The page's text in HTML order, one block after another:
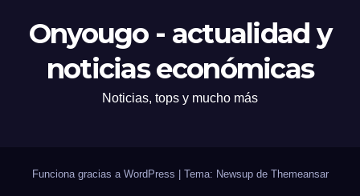
Onyougo - actualidad y
noticias económicas
Noticias, tops y mucho más
Funciona gracias a WordPress Tema: Newsup de Themeansar